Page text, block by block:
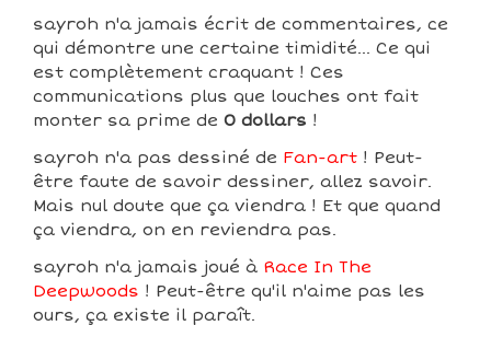
sayroh n'a jamais écrit de commentaires, ce
qui démontre une certaine timidité... Ce qui
est complètement craquant ! Ces
communications plus que louches ont fait
monter sa prime de 0 dollars !
sayroh n'a pas dessiné de Fan-art ! Peut-
être faute de savoir dessiner, allez savoir.
Mais nul doute que ça viendra ! Et que quand
ça viendra, on en reviendra pas.
sayroh n'a jamais joué à Race In The
Deepwoods ! Peut-être qu'il n'aime pas les
ours, ça existe il paraît.